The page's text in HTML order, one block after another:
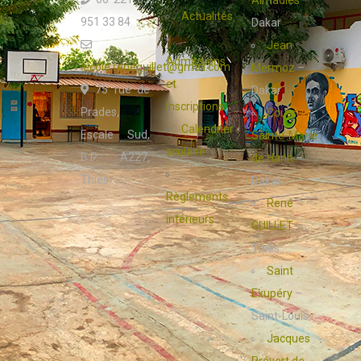
951 33 84
ecole.reneguillet@gmail.com
75 rue de
Prades,
Escale Sud,
B.P. A227,
Thiès.
Actualités
Admissions
et
Inscriptions
Calendrier
scolaire
Règlements
intérieurs
Dakar
Jean
Mermoz–
Dakar
Cours
Sainte-Marie
de Hann–
Dakar
René
GUILLET–
Thiès
Saint
Exupéry –
Saint-Louis
Jacques